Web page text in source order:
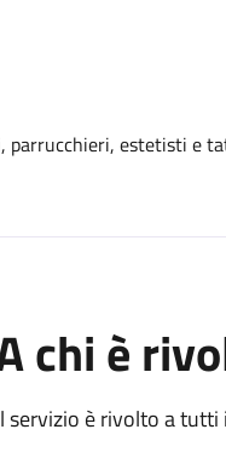
parrucchieri, estetisti e
chi è
servizio è rivolto a